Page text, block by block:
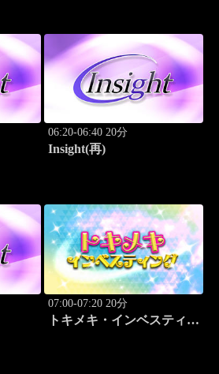
06:20-06:40 20分
Insight(再)
07:00-07:20 20分
トキメキ・インベスティン